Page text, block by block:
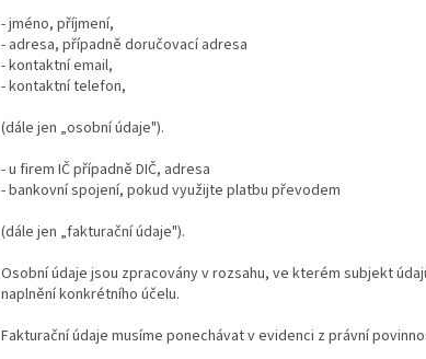
- jméno, příjmení,
- adresa, případně doručovací adresa
- kontaktní email,
- kontaktní telefon,
(dále jen „osobní údaje").
- u firem IČ případně DIČ, adresa
- bankovní spojení, pokud využijte platbu převodem
(dále jen „fakturační údaje").
Osobní údaje jsou zpracovány v rozsahu, ve kterém subjekt
naplnění konkrétního účelu.
Fakturační údaje musíme ponechávat v evidenci z právní